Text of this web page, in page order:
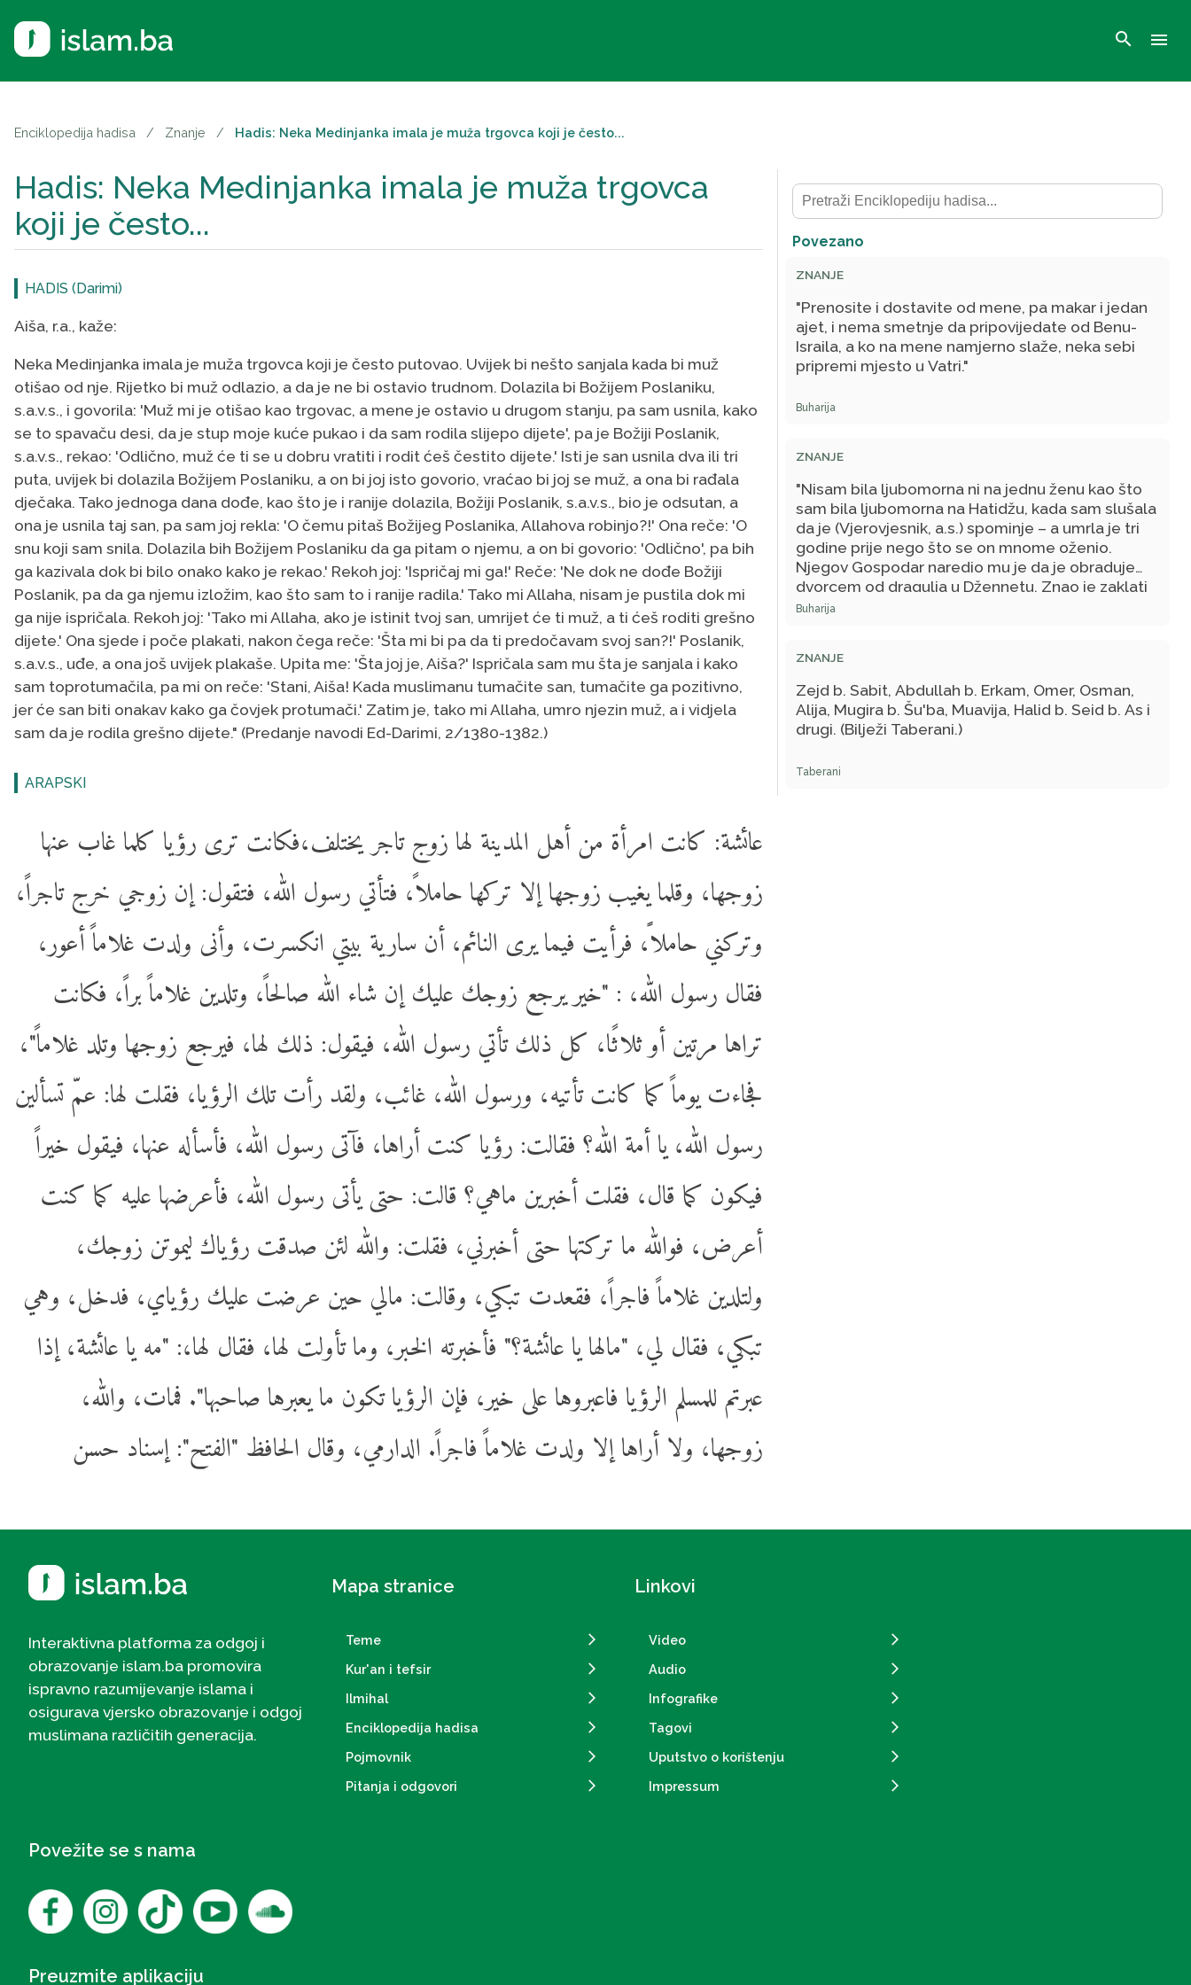
search menu
Enciklopedija hadisa / Znanje / Hadis: Neka Medinjanka imala je muža trgovca koji je često...
Hadis: Neka Medinjanka imala je muža trgovca
koji je često...
HADIS (Darimi)
Aiša, r.a., kaže:
Neka Medinjanka imala je muža trgovca koji je često putovao. Uvijek bi nešto sanjala kada bi muž
otišao od nje. Rijetko bi muž odlazio, a da je ne bi ostavio trudnom. Dolazila bi Božijem Poslaniku,
s.a.v.s., i govorila: 'Muž mi je otišao kao trgovac, a mene je ostavio u drugom stanju, pa sam usnila, kako
se to spavaču desi, da je stup moje kuće pukao i da sam rodila slijepo dijete', pa je Božiji Poslanik,
s.a.v.s., rekao: 'Odlično, muž će ti se u dobru vratiti i rodit ćeš čestito dijete.' Isti je san usnila dva ili tri
puta, uvijek bi dolazila Božijem Poslaniku, a on bi joj isto govorio, vraćao bi joj se muž, a ona bi rađala
dječaka. Tako jednoga dana dođe, kao što je i ranije dolazila, Božiji Poslanik, s.a.v.s., bio je odsutan, a
ona je usnila taj san, pa sam joj rekla: 'O čemu pitaš Božijeg Poslanika, Allahova robinjo?!' Ona reče: 'O
snu koji sam snila. Dolazila bih Božijem Poslaniku da ga pitam o njemu, a on bi govorio: 'Odlično', pa bih
ga kazivala dok bi bilo onako kako je rekao.' Rekoh joj: 'Ispričaj mi ga!' Reče: 'Ne dok ne dođe Božiji
Poslanik, pa da ga njemu izložim, kao što sam to i ranije radila.' Tako mi Allaha, nisam je pustila dok mi
ga nije ispričala. Rekoh joj: 'Tako mi Allaha, ako je istinit tvoj san, umrijet će ti muž, a ti ćeš roditi grešno
dijete.' Ona sjede i poče plakati, nakon čega reče: 'Šta mi bi pa da ti predočavam svoj san?!' Poslanik,
s.a.v.s., uđe, a ona još uvijek plakaše. Upita me: 'Šta joj je, Aiša?' Ispričala sam mu šta je sanjala i kako
sam toprotumačila, pa mi on reče: 'Stani, Aiša! Kada muslimanu tumačite san, tumačite ga pozitivno,
jer će san biti onakav kako ga čovjek protumači.' Zatim je, tako mi Allaha, umro njezin muž, a i vidjela
sam da je rodila grešno dijete." (Predanje navodi Ed-Darimi, 2/1380-1382.)
ARAPSKI
عائشة: كانت امرأة من أهل المدينة لها زوج تاجر يختلف،فكانت ترى رؤيا كلما غاب عنها
زوجها، وقلما يغيب زوجها إلا تركها حاملاً، فتأتي رسول الله، فتقول: إن زوجي خرج تاجراً،
وتركني حاملاًً، فرأيت فيما يرى النائم، أن سارية بيتي انكسرت، وأنى ولدت غلاماً أعور،
فقال رسول الله، : "خير يرجع زوجك عليك إن شاء الله صالحاً، وتلدين غلاماً براً، فكانت
تراها مرتين أو ثلاثًا، كل ذلك تأتي رسول الله، فيقول: ذلك لها، فيرجع زوجها وتلد غلاماً"،
فجاءت يوماً كما كانت تأتيه، ورسول الله، غائب، ولقد رأت تلك الرؤيا، فقلت لها: عمّ تسألين
رسول الله، يا أمة الله؟ فقالت: رؤيا كنت أراها، فآتى رسول الله، فأسأله عنها، فيقول خيراً
فيكون كما قال، فقلت أخبرين ماهي؟ قالت: حتى يأتى رسول الله، فأعرضها عليه كما كنت
أعرض، فوالله ما تركتها حتى أخبرني، فقلت: والله لئن صدقت رؤياك ليموتن زوجك،
ولتلدين غلاماً فاجراً، فقعدت تبكي، وقالت: مالي حين عرضت عليك رؤياي، فدخل، وهي
تبكي، فقال لي، "مالها يا عائشة؟" فأخبرته الخبر، وما تأولت لها، فقال لها،: "مه يا عائشة، إذا
عبرتم للمسلم الرؤيا فاعبروها على خير، فإن الرؤيا تكون ما يعبرها صاحبها". فمات، والله،
زوجها، ولا أراها إلا ولدت غلاماً فاجراً. الدارمي، وقال الحافظ "الفتح": إسناد حسن
Povezano
ZNANJE
"Prenosite i dostavite od mene, pa makar i jedan
ajet, i nema smetnje da pripovijedate od Benu-
Israila, a ko na mene namjerno slaže, neka sebi
pripremi mjesto u Vatri."
Buharija
ZNANJE
"Nisam bila ljubomorna ni na jednu ženu kao što
sam bila ljubomorna na Hatidžu, kada sam slušala
da je (Vjerovjesnik, a.s.) spominje – a umrla je tri
godine prije nego što se on mnome oženio.
Njegov Gospodar naredio mu je da je obraduje
dvorcem od dragulja u Džennetu. Znao je zaklati
ovcu i (meso) od nje podijeliti njenim
Buharija
ZNANJE
Zejd b. Sabit, Abdullah b. Erkam, Omer, Osman,
Alija, Mugira b. Šu'ba, Muavija, Halid b. Seid b. As i
drugi. (Bilježi Taberani.)
Taberani
Interaktivna platforma za odgoj i
obrazovanje islam.ba promovira
ispravno razumijevanje islama i
osigurava vjersko obrazovanje i odgoj
muslimana različitih generacija.
Mapa stranice
Teme
Kur'an i tefsir
Ilmihal
Enciklopedija hadisa
Pojmovnik
Pitanja i odgovori
Linkovi
Video
Audio
Infografike
Tagovi
Uputstvo o korištenju
Impressum
Povežite se s nama
Preuzmite aplikaciju